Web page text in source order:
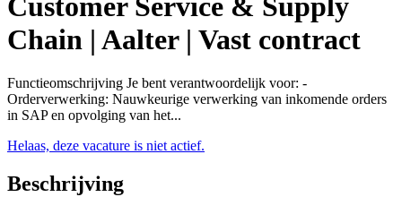
Chain | Aalter | Vast contract
Functieomschrijving Je bent verantwoordelijk voor: -
Orderverwerking: Nauwkeurige verwerking van inkomende orders
in SAP en opvolging van het...
Helaas, deze vacature is niet actief.
Beschrijving